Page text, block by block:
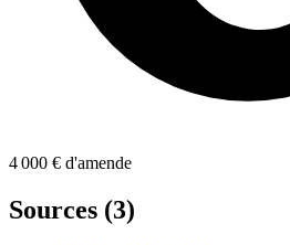
4 000 € d'amende
Sources (3)